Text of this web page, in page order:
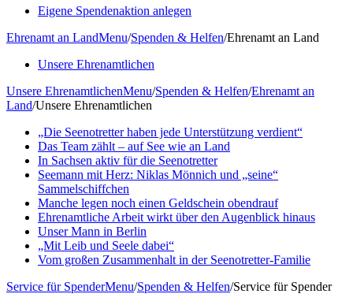
Eigene Spendenaktion anlegen
Ehrenamt an LandMenu/Spenden & Helfen/Ehrenamt an Land
Unsere Ehrenamtlichen
Unsere EhrenamtlichenMenu/Spenden & Helfen/Ehrenamt an
Land/Unsere Ehrenamtlichen
„Die Seenotretter haben jede Unterstützung verdient“
Das Team zählt – auf See wie an Land
In Sachsen aktiv für die Seenotretter
Seemann mit Herz: Niklas Mönnich und „seine“
Sammelschiffchen
Manche legen noch einen Geldschein obendrauf
Ehrenamtliche Arbeit wirkt über den Augenblick hinaus
Unser Mann in Berlin
„Mit Leib und Seele dabei“
Vom großen Zusammenhalt in der Seenotretter-Familie
Service für SpenderMenu/Spenden & Helfen/Service für Spender